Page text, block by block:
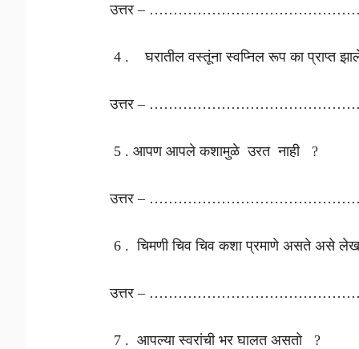
उत्तर –
4 . घरातील वस्तूंना स्वप्निल रूप का प्राप्त
उत्तर –
5 . आपण आपले कशामुळे उरत नाही ?
उत्तर –
6 . चिमणी चिव चिव कशा प्रमाणे असते असे
उत्तर –
7 . आपल्या स्वरांची भर घालत असतो ?